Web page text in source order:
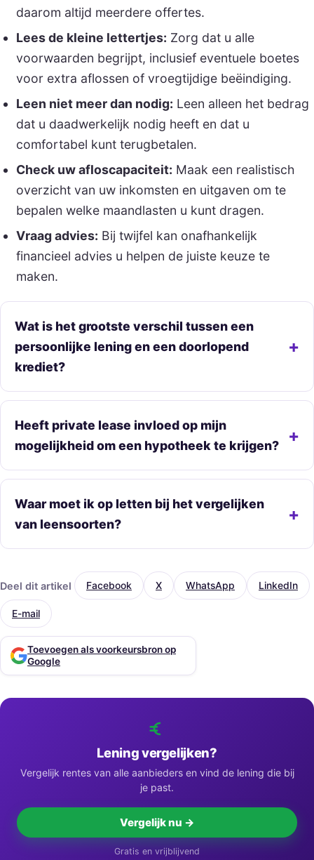
daarom altijd meerdere offertes.
Lees de kleine lettertjes: Zorg dat u alle
voorwaarden begrijpt, inclusief eventuele boetes
voor extra aflossen of vroegtijdige beëindiging.
Leen niet meer dan nodig: Leen alleen het bedrag
dat u daadwerkelijk nodig heeft en dat u
comfortabel kunt terugbetalen.
Check uw afloscapaciteit: Maak een realistisch
overzicht van uw inkomsten en uitgaven om te
bepalen welke maandlasten u kunt dragen.
Vraag advies: Bij twijfel kan onafhankelijk
financieel advies u helpen de juiste keuze te
maken.
Wat is het grootste verschil tussen een
persoonlijke lening en een doorlopend
krediet?
Heeft private lease invloed op mijn
mogelijkheid om een hypotheek te krijgen?
Waar moet ik op letten bij het vergelijken
van leensoorten?
Deel dit artikel Facebook X WhatsApp LinkedIn
E-mail
Toevoegen als voorkeursbron op
Google
Lening vergelijken?
Vergelijk rentes van alle aanbieders en vind de lening die bij
je past.
Vergelijk nu →
Gratis en vrijblijvend